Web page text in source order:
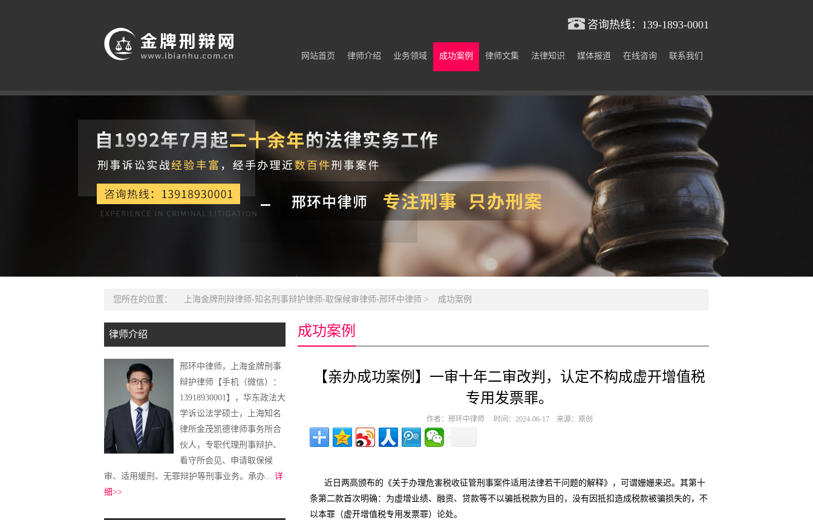
咨询热线： 139-1893-0001
网站首页 律师介绍 业务领域 成功案例 律师文集 法律知识 媒体报道 在线咨询 联系我们
您所在的位置： 上海金牌刑辩律师-知名刑事辩护律师-取保候审律师-邢环中律师 > 成功案例
律师介绍
邢环中律师，上海金牌刑事
辩护律师【手机（微信）：
13918930001】，华东政法大
学诉讼法学硕士，上海知名
律所金茂凯德律师事务所合
伙人，专职代理刑事辩护、
看守所会见、申请取保候
审、适用缓刑、无罪辩护等刑事业务。承办... 详
细>>
成功案例
【亲办成功案例】一审十年二审改判，认定不构成虚开增值税
专用发票罪。
作者：邢环中律师 时间：2024-06-17 来源：原创
近日两高颁布的《关于办理危害税收征管刑事案件适用法律若干问题的解释》，可谓姗姗来迟。其第十
条第二款首次明确：为虚增业绩、融资、贷款等不以骗抵税款为目的，没有因抵扣造成税款被骗损失的，不
以本罪（虚开增值税专用发票罪）论处。